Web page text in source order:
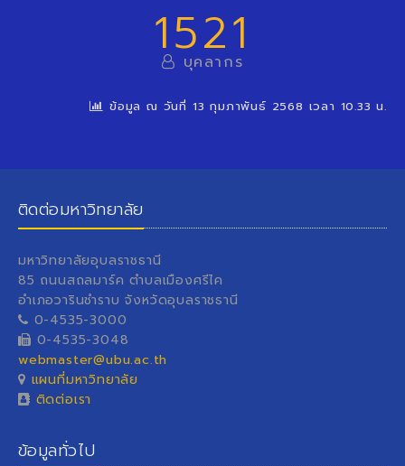
1521
บุคลากร
ข้อมูล ณ วันที่ 13 กุมภาพันธ์ 2568 เวลา 10.33 น.
ติดต่อมหาวิทยาลัย
มหาวิทยาลัยอุบลราชธานี
85 ถนนสถลมาร์ค ตำบลเมืองศรีไค
อำเภอวารินชำราบ จังหวัดอุบลราชธานี
0-4535-3000
0-4535-3048
webmaster@ubu.ac.th
แผนที่มหาวิทยาลัย
ติดต่อเรา
ข้อมูลทั่วไป